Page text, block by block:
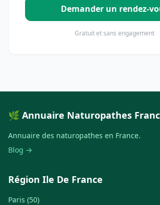
Demander un rendez-
Gratuit et sans engagement
🌿 Annuaire Naturopathes
Annuaire des naturopathes en France.
Blog →
Région Ile De France
Paris (50)